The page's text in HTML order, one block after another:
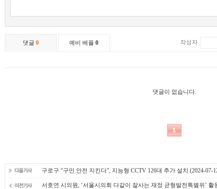
구로구 “구민 안전 지킨다”, 지능형 CCTV 126대 추가 설치 (2024-07-
서호연 시의원, ‘서울시의회 다같이 잘사는 재정 균형발전특별위’ 활